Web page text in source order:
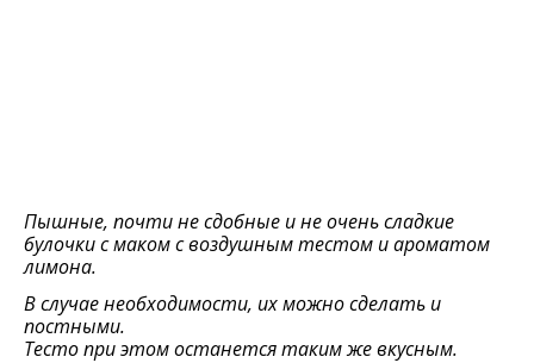
Пышные, почти не сдобные и не очень сладкие
булочки с маком с воздушным тестом и ароматом
лимона.
В случае необходимости, их можно сделать и
постными.
Тесто при этом останется таким же вкусным.